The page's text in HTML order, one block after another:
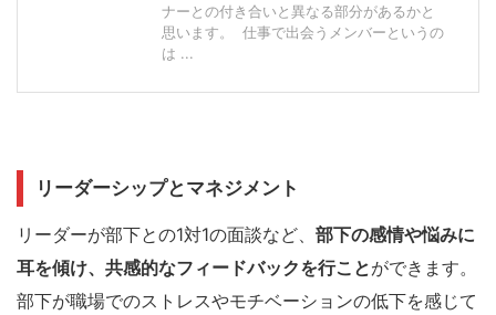
ナーとの付き合いと異なる部分があるかと
思います。 仕事で出会うメンバーというの
は ...
リーダーシップとマネジメント
リーダーが部下との1対1の面談など、 部下の感情や悩みに
耳を傾け、共感的なフィードバックを行ことができます。
部下が職場でのストレスやモチベーションの低下を感じて